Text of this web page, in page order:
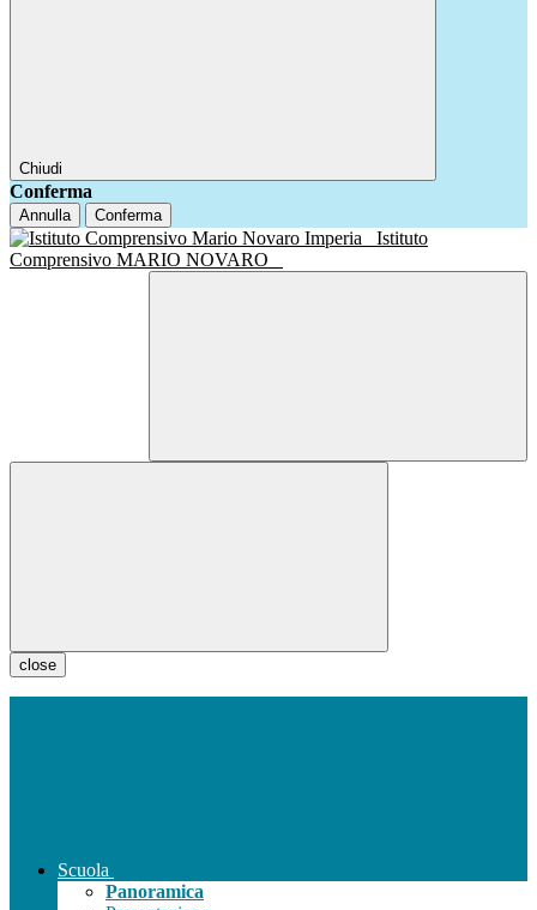
Chiudi
Conferma
Annulla Conferma
Istituto
Comprensivo MARIO NOVARO
close
Scuola
Panoramica